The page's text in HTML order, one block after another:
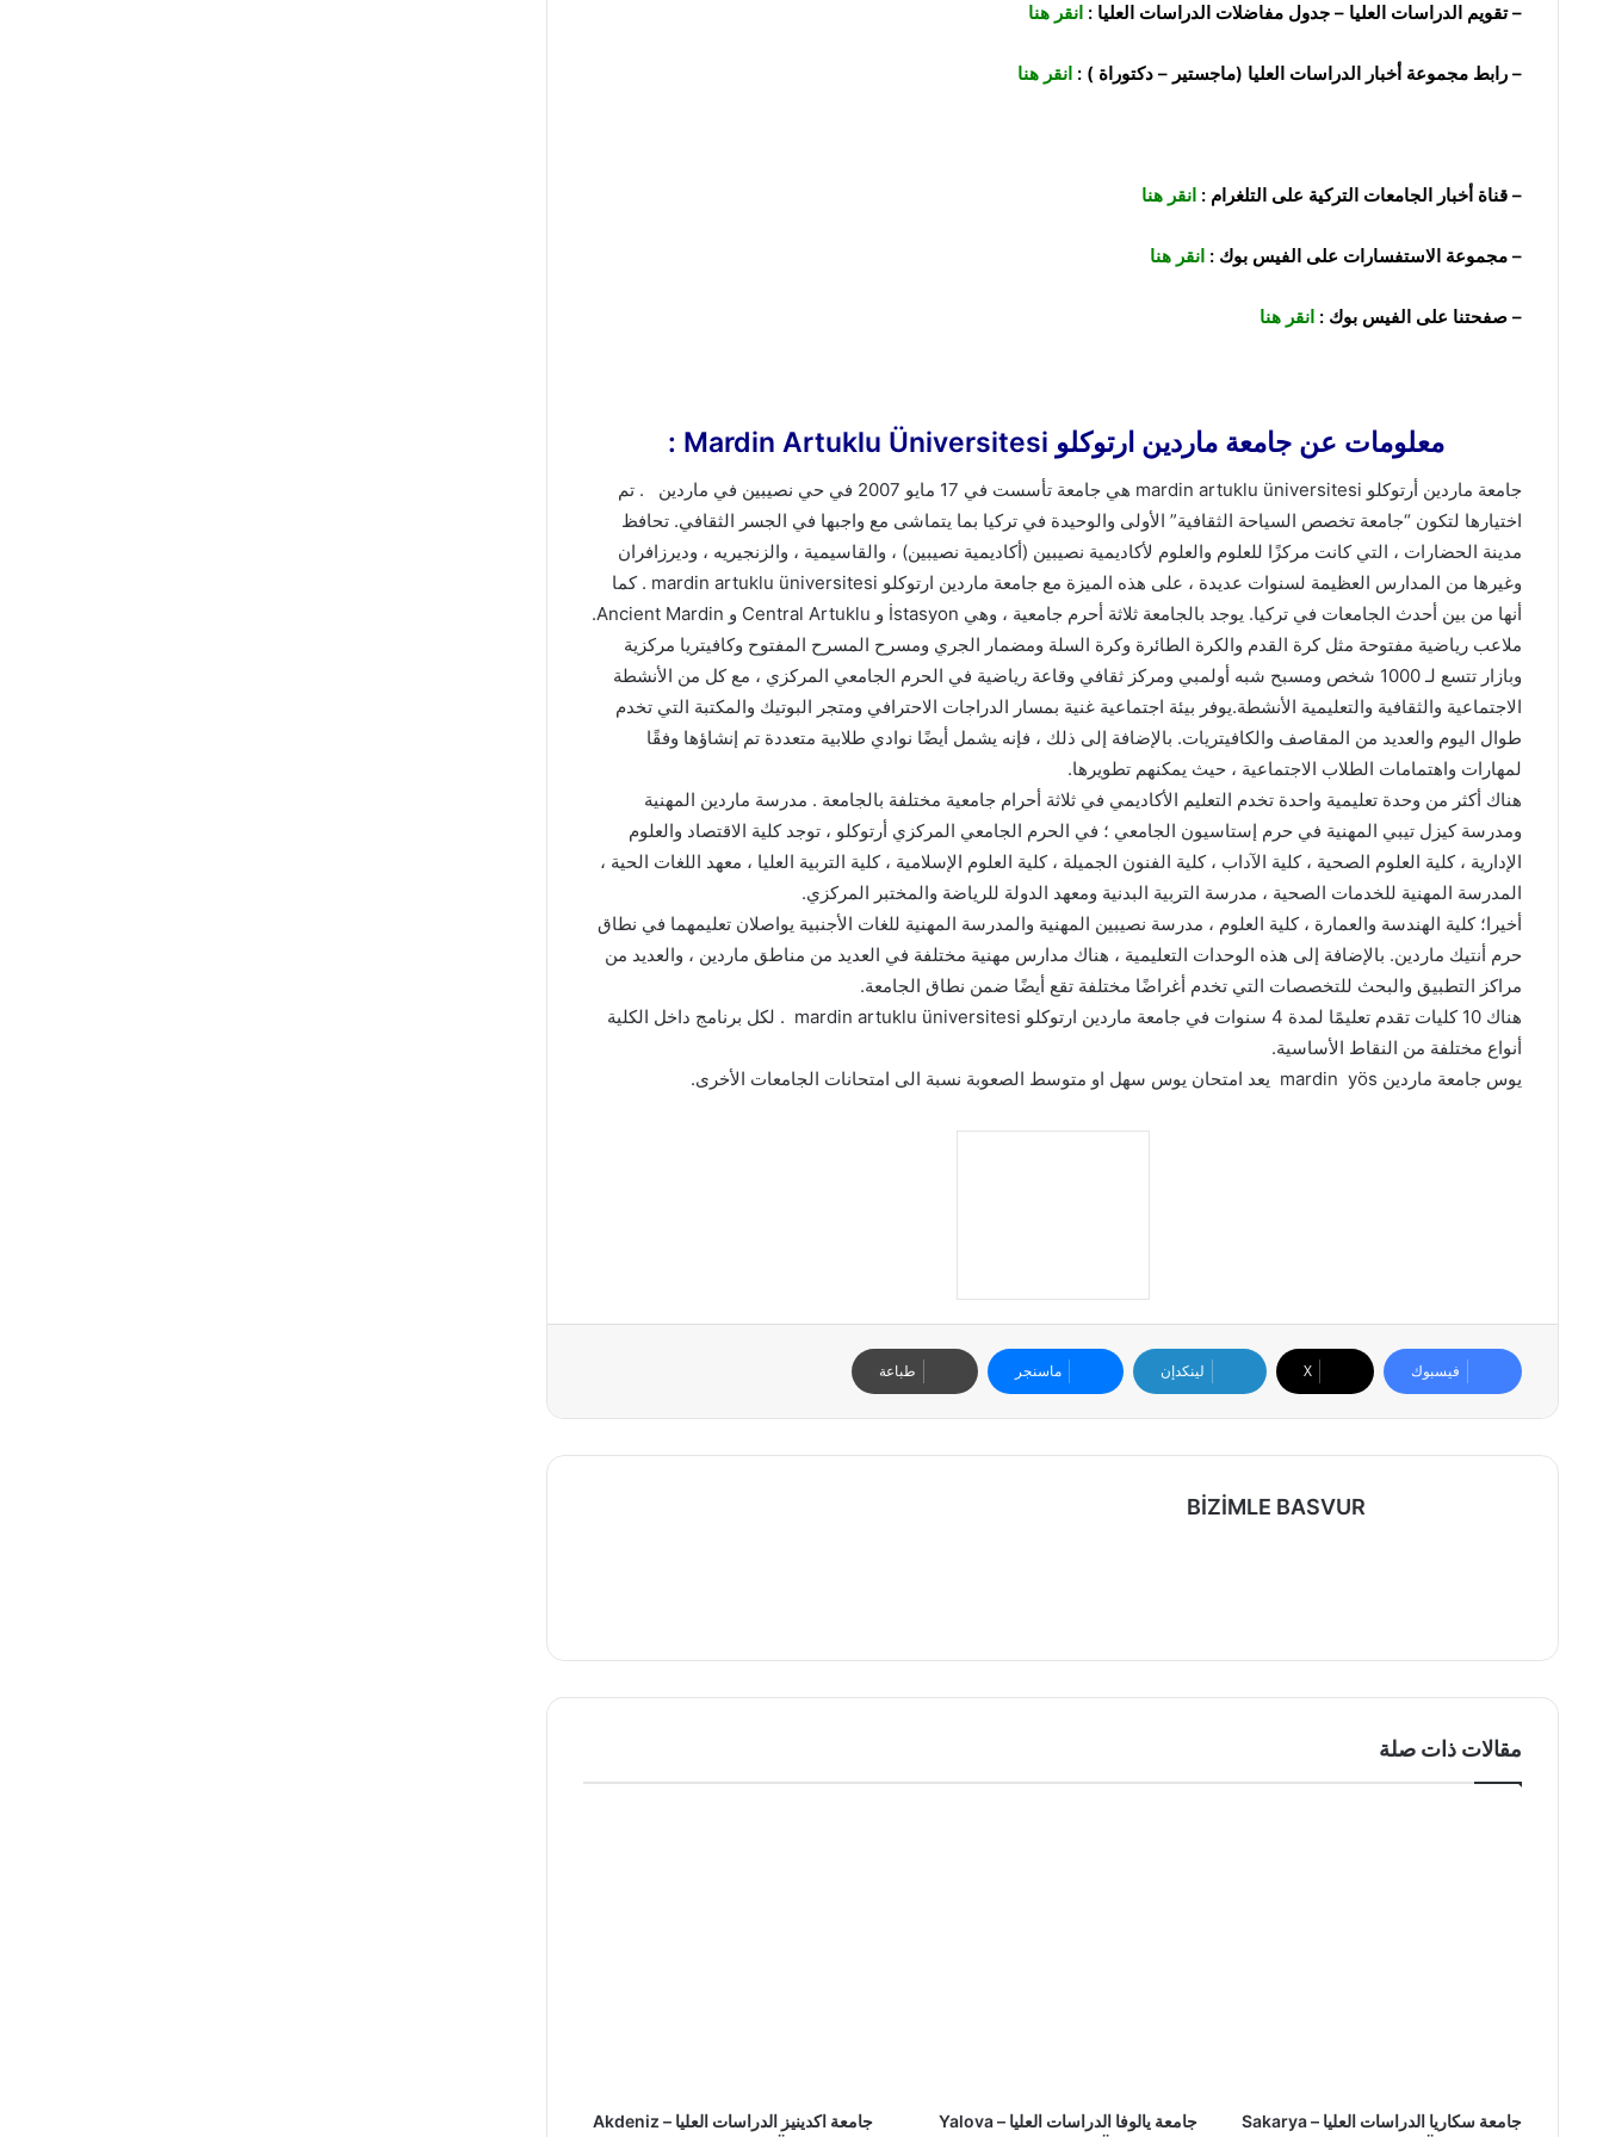
– تقويم الدراسات العليا – جدول مفاضلات الدراسات العليا : انقر هنا
– رابط مجموعة أخبار الدراسات العليا (ماجستير – دكتوراة ) : انقر هنا
– قناة أخبار الجامعات التركية على التلغرام : انقر هنا
– مجموعة الاستفسارات على الفيس بوك : انقر هنا
– صفحتنا على الفيس بوك : انقر هنا
معلومات عن جامعة ماردين ارتوكلو Mardin Artuklu Üniversitesi :
جامعة ماردين أرتوكلو mardin artuklu üniversitesi هي جامعة تأسست في 17 مايو 2007 في حي نصيبين في ماردين . تم
اختيارها لتكون “جامعة تخصص السياحة الثقافية” الأولى والوحيدة في تركيا بما يتماشى مع واجبها في الجسر الثقافي. تحافظ
مدينة الحضارات ، التي كانت مركزًا للعلوم والعلوم لأكاديمية نصيبين (أكاديمية نصيبين) ، والقاسيمية ، والزنجيريه ، وديرزافران
وغيرها من المدارس العظيمة لسنوات عديدة ، على هذه الميزة مع جامعة ماردين ارتوكلو mardin artuklu üniversitesi . كما
أنها من بين أحدث الجامعات في تركيا. يوجد بالجامعة ثلاثة أحرم جامعية ، وهي İstasyon و Central Artuklu و Ancient Mardin.
ملاعب رياضية مفتوحة مثل كرة القدم والكرة الطائرة وكرة السلة ومضمار الجري ومسرح المسرح المفتوح وكافيتريا مركزية
وبازار تتسع لـ 1000 شخص ومسبح شبه أولمبي ومركز ثقافي وقاعة رياضية في الحرم الجامعي المركزي ، مع كل من الأنشطة
الاجتماعية والثقافية والتعليمية الأنشطة.يوفر بيئة اجتماعية غنية بمسار الدراجات الاحترافي ومتجر البوتيك والمكتبة التي تخدم
طوال اليوم والعديد من المقاصف والكافيتريات. بالإضافة إلى ذلك ، فإنه يشمل أيضًا نوادي طلابية متعددة تم إنشاؤها وفقًا
لمهارات واهتمامات الطلاب الاجتماعية ، حيث يمكنهم تطويرها.
هناك أكثر من وحدة تعليمية واحدة تخدم التعليم الأكاديمي في ثلاثة أحرام جامعية مختلفة بالجامعة . مدرسة ماردين المهنية
ومدرسة كيزل تيبي المهنية في حرم إستاسيون الجامعي ؛ في الحرم الجامعي المركزي أرتوكلو ، توجد كلية الاقتصاد والعلوم
الإدارية ، كلية العلوم الصحية ، كلية الآداب ، كلية الفنون الجميلة ، كلية العلوم الإسلامية ، كلية التربية العليا ، معهد اللغات الحية ،
المدرسة المهنية للخدمات الصحية ، مدرسة التربية البدنية ومعهد الدولة للرياضة والمختبر المركزي.
أخيرا؛ كلية الهندسة والعمارة ، كلية العلوم ، مدرسة نصيبين المهنية والمدرسة المهنية للغات الأجنبية يواصلان تعليمهما في نطاق
حرم أنتيك ماردين. بالإضافة إلى هذه الوحدات التعليمية ، هناك مدارس مهنية مختلفة في العديد من مناطق ماردين ، والعديد من
مراكز التطبيق والبحث للتخصصات التي تخدم أغراضًا مختلفة تقع أيضًا ضمن نطاق الجامعة.
هناك 10 كليات تقدم تعليمًا لمدة 4 سنوات في جامعة ماردين ارتوكلو mardin artuklu üniversitesi . لكل برنامج داخل الكلية
أنواع مختلفة من النقاط الأساسية.
يوس جامعة ماردين mardin yös يعد امتحان يوس سهل او متوسط الصعوبة نسبة الى امتحانات الجامعات الأخرى.
فيسبوك X لينكدإن ماسنجر طباعة
BİZİMLE BASVUR
مقالات ذات صلة
جامعة سكاريا الدراسات العليا – Sakarya
جامعة يالوفا الدراسات العليا – Yalova
جامعة اكدينيز الدراسات العليا – Akdeniz